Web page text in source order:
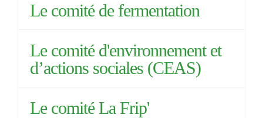
Le comité de fermentation
Le comité d'environnement et
d’actions sociales (CEAS)
Le comité La Frip'